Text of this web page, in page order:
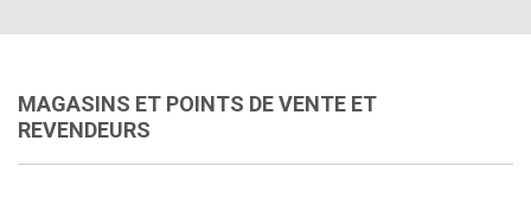
MAGASINS ET POINTS DE VENTE ET
REVENDEURS